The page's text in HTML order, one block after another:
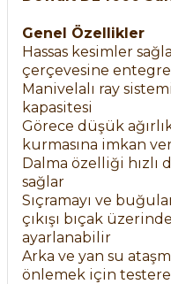
Genel Özellikler
Hassas kesimler
çerçevesine
Manivelalı ray
kapasitesi
Görece düşük
kurmasına imkan
Dalma özelliği hızlı
sağlar
Sıçramayı ve
çıkışı bıçak
ayarlanabilir
Arka ve yan su
önlemek için